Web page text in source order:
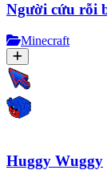
Người cứu rỗi
Minecraft
Huggy Wuggy